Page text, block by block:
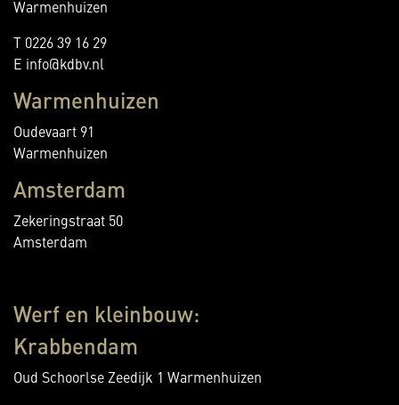
Warmenhuizen
T 0226 39 16 29
E info@kdbv.nl
Warmenhuizen
Oudevaart 91
Warmenhuizen
Amsterdam
Zekeringstraat 50
Amsterdam
Werf en kleinbouw:
Krabbendam
Oud Schoorlse Zeedijk 1 Warmenhuizen